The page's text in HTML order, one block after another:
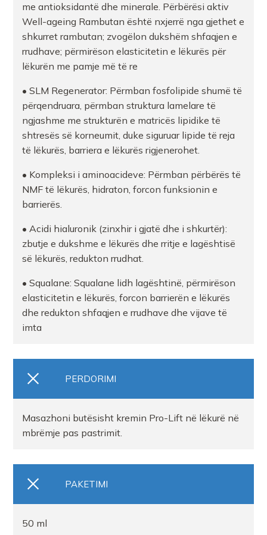
me antioksidantë dhe minerale. Përbërësi aktiv
Well-ageing Rambutan është nxjerrë nga gjethet e
shkurret rambutan; zvogëlon dukshëm shfaqjen e
rrudhave; përmirëson elasticitetin e lëkurës për
lëkurën me pamje më të re
• SLM Regenerator: Përmban fosfolipide shumë të
përqendruara, përmban struktura lamelare të
ngjashme me strukturën e matricës lipidike të
shtresës së korneumit, duke siguruar lipide të reja
të lëkurës, barriera e lëkurës rigjenerohet.
• Kompleksi i aminoacideve: Përmban përbërës të
NMF të lëkurës, hidraton, forcon funksionin e
barrierës.
• Acidi hialuronik (zinxhir i gjatë dhe i shkurtër):
zbutje e dukshme e lëkurës dhe rritje e lagështisë
së lëkurës, redukton rrudhat.
• Squalane: Squalane lidh lagështinë, përmirëson
elasticitetin e lëkurës, forcon barrierën e lëkurës
dhe redukton shfaqjen e rrudhave dhe vijave të
imta
PERDORIMI
Masazhoni butësisht kremin Pro-Lift në lëkurë në
mbrëmje pas pastrimit.
PAKETIMI
50 ml